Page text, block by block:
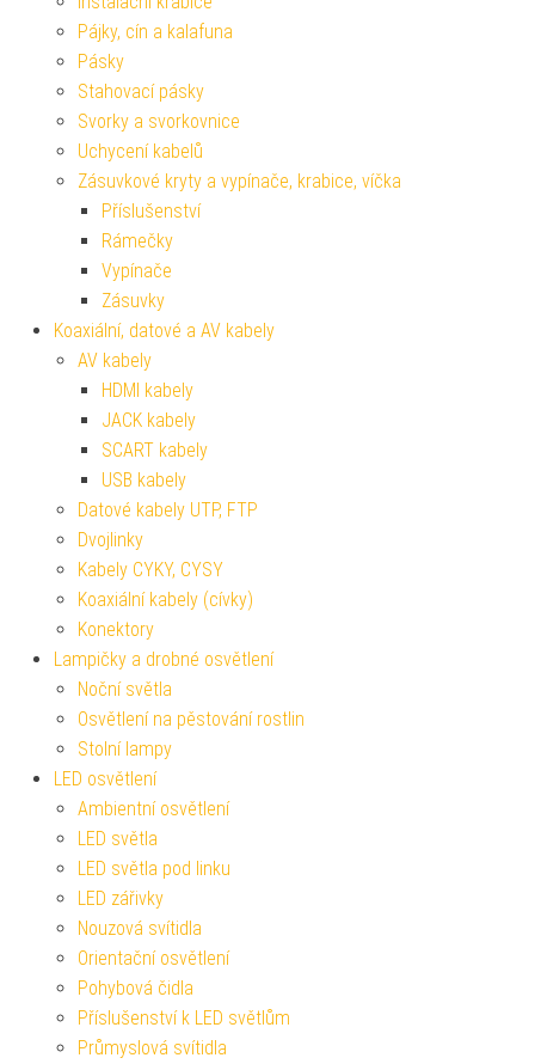
Pájky, cín a kalafuna
Pásky
Stahovací pásky
Svorky a svorkovnice
Uchycení kabelů
Zásuvkové kryty a vypínače, krabice, víčka
Příslušenství
Rámečky
Vypínače
Zásuvky
Koaxiální, datové a AV kabely
AV kabely
HDMI kabely
JACK kabely
SCART kabely
USB kabely
Datové kabely UTP, FTP
Dvojlinky
Kabely CYKY, CYSY
Koaxiální kabely (cívky)
Konektory
Lampičky a drobné osvětlení
Noční světla
Osvětlení na pěstování rostlin
Stolní lampy
LED osvětlení
Ambientní osvětlení
LED světla
LED světla pod linku
LED zářivky
Nouzová svítidla
Orientační osvětlení
Pohybová čidla
Příslušenství k LED světlům
Průmyslová svítidla